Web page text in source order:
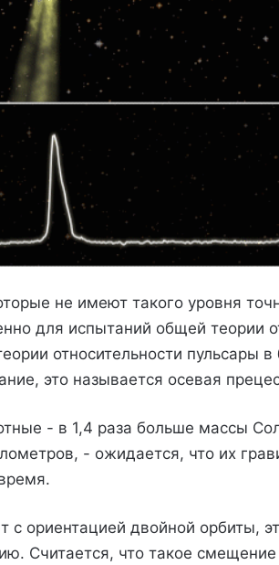
не имеют такого уровня
для испытаний общей теории
относительности пульсары
это называется осевая
- в 1,4 раза больше массы
- ожидается, что их
с ориентацией двойной орбиты,
Считается, что такое